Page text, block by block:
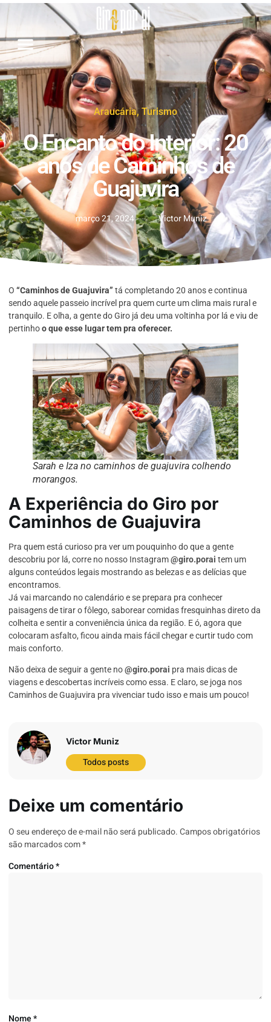
Araucária, Turismo
O Encanto do Interior: 20
anos de Caminhos de
Guajuvira
março 21, 2024 Victor Muniz
O “Caminhos de Guajuvira” tá completando 20 anos e continua
sendo aquele passeio incrível pra quem curte um clima mais rural e
tranquilo. E olha, a gente do Giro já deu uma voltinha por lá e viu de
pertinhoo que esse lugar tem pra oferecer.
Sarah e Iza no caminhos de guajuvira colhendo
morangos.
A Experiência do Giro por
Caminhos de Guajuvira
Pra quem está curioso pra ver um pouquinho do que a gente
descobriu por lá, corre no nosso Instagram@giro.porai tem um
alguns conteúdos legais mostrando as belezas e as delícias que
encontramos.
Já vai marcando no calendário e se prepara pra conhecer
paisagens de tirar o fôlego, saborear comidas fresquinhas direto da
colheita e sentir a conveniência única da região. E ó, agora que
colocaram asfalto, ficou ainda mais fácil chegar e curtir tudo com
mais conforto.
Não deixa de seguir a gente no@giro.porai pra mais dicas de
viagens e descobertas incríveis como essa. E claro, se joga nos
Caminhos de Guajuvira pra vivenciar tudo isso e mais um pouco!
Victor Muniz
Todos posts
Deixe um comentário
O seu endereço de e-mail não será publicado.Campos obrigatórios
são marcados com*
Comentário*
Nome*